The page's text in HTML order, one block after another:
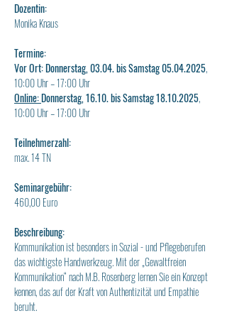
Dozentin:
Monika Knaus
Termine:
Vor Ort: Donnerstag, 03.04. bis Samstag 05.04.2025,
10:00 Uhr – 17:00 Uhr
Online: Donnerstag, 16.10. bis Samstag 18.10.2025,
10:00 Uhr – 17:00 Uhr
Teilnehmerzahl:
max. 14 TN
Seminargebühr:
460,00 Euro
Beschreibung:
Kommunikation ist besonders in Sozial - und Pflegeberufen
das wichtigste Handwerkzeug. Mit der „Gewaltfreien
Kommunikation“ nach M.B. Rosenberg lernen Sie ein Konzept
kennen, das auf der Kraft von Authentizität und Empathie
beruht.